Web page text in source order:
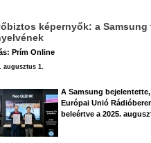
képernyők: a Samsung
Prím Online
augusztus 1.
A Samsung
Európai Unió
beleértve a 2025.